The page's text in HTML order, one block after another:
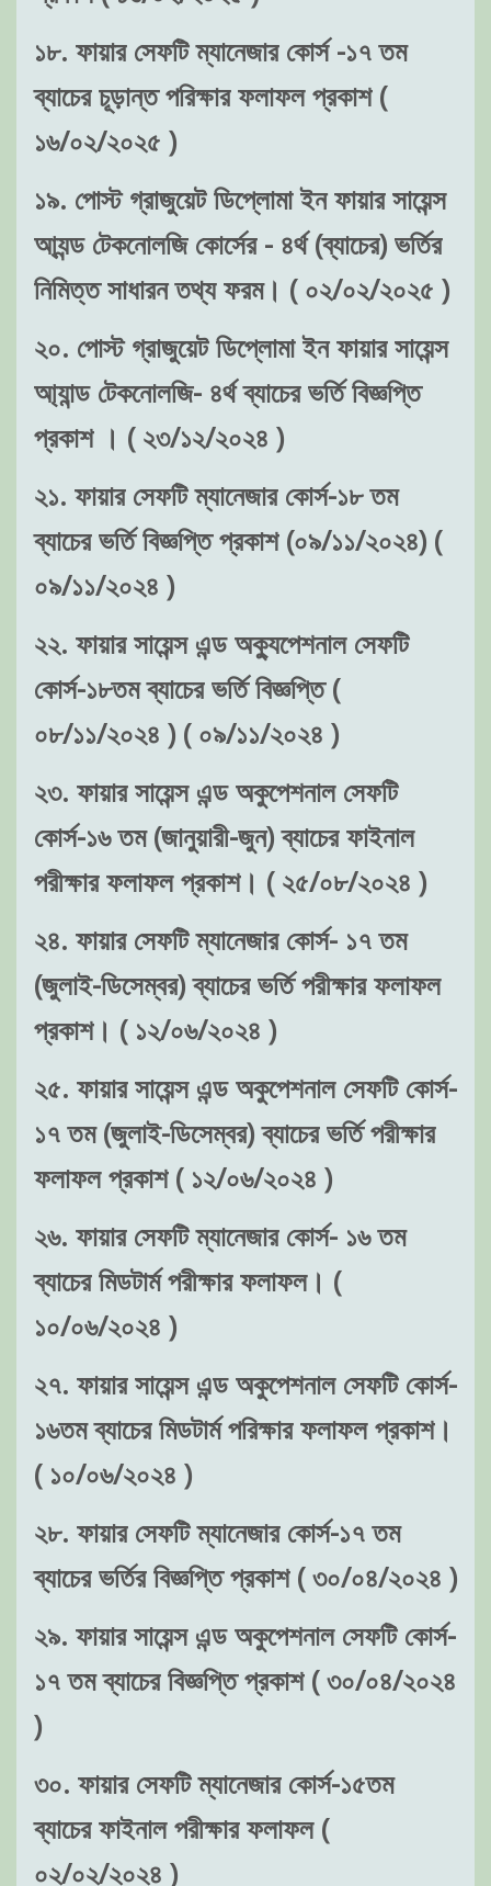
১৮. ফায়ার সেফটি ম্যানেজার কোর্স -১৭ তম
ব্যাচের চূড়ান্ত পরিক্ষার ফলাফল প্রকাশ (
১৬/০২/২০২৫ )
১৯. পোস্ট গ্রাজুয়েট ডিপ্লোমা ইন ফায়ার সায়েন্স
আ্যন্ড টেকনোলজি কোর্সের - ৪র্থ (ব্যাচের) ভর্তির
নিমিত্ত সাধারন তথ্য ফরম। ( ০২/০২/২০২৫ )
২০. পোস্ট গ্রাজুয়েট ডিপ্লোমা ইন ফায়ার সায়েন্স
আ্যান্ড টেকনোলজি- ৪র্থ ব্যাচের ভর্তি বিজ্ঞপ্তি
প্রকাশ । ( ২৩/১২/২০২৪ )
২১. ফায়ার সেফটি ম্যানেজার কোর্স-১৮ তম
ব্যাচের ভর্তি বিজ্ঞপ্তি প্রকাশ (০৯/১১/২০২৪) (
০৯/১১/২০২৪ )
২২. ফায়ার সায়েন্স এন্ড অক্যুপেশনাল সেফটি
কোর্স-১৮তম ব্যাচের ভর্তি বিজ্ঞপ্তি (
০৮/১১/২০২৪ ) ( ০৯/১১/২০২৪ )
২৩. ফায়ার সায়েন্স এন্ড অকুপেশনাল সেফটি
কোর্স-১৬ তম (জানুয়ারী-জুন) ব্যাচের ফাইনাল
পরীক্ষার ফলাফল প্রকাশ। ( ২৫/০৮/২০২৪ )
২৪. ফায়ার সেফটি ম্যানেজার কোর্স- ১৭ তম
(জুলাই-ডিসেম্বর) ব্যাচের ভর্তি পরীক্ষার ফলাফল
প্রকাশ। ( ১২/০৬/২০২৪ )
২৫. ফায়ার সায়েন্স এন্ড অকুপেশনাল সেফটি কোর্স-
১৭ তম (জুলাই-ডিসেম্বর) ব্যাচের ভর্তি পরীক্ষার
ফলাফল প্রকাশ ( ১২/০৬/২০২৪ )
২৬. ফায়ার সেফটি ম্যানেজার কোর্স- ১৬ তম
ব্যাচের মিডটার্ম পরীক্ষার ফলাফল। (
১০/০৬/২০২৪ )
২৭. ফায়ার সায়েন্স এন্ড অকুপেশনাল সেফটি কোর্স-
১৬তম ব্যাচের মিডটার্ম পরিক্ষার ফলাফল প্রকাশ।
( ১০/০৬/২০২৪ )
২৮. ফায়ার সেফটি ম্যানেজার কোর্স-১৭ তম
ব্যাচের ভর্তির বিজ্ঞপ্তি প্রকাশ ( ৩০/০৪/২০২৪ )
২৯. ফায়ার সায়েন্স এন্ড অকুপেশনাল সেফটি কোর্স-
১৭ তম ব্যাচের বিজ্ঞপ্তি প্রকাশ ( ৩০/০৪/২০২৪
)
৩০. ফায়ার সেফটি ম্যানেজার কোর্স-১৫তম
ব্যাচের ফাইনাল পরীক্ষার ফলাফল (
০২/০২/২০২৪ )